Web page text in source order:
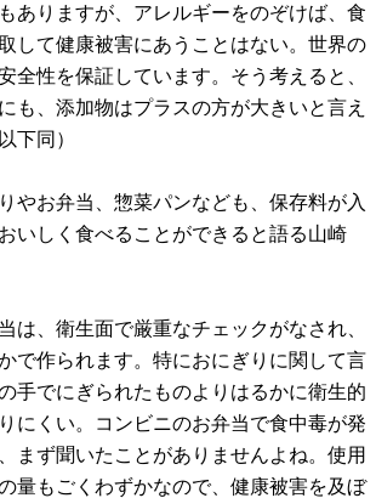
ありますが、アレルギーをのぞけば、食
して健康被害にあうことはない。世界の
全性を保証しています。そう考えると、
も、添加物はプラスの方が大きいと言え
下同）
やお弁当、惣菜パンなども、保存料が入
いしく食べることができると語る山崎
は、衛生面で厳重なチェックがなされ、
で作られます。特におにぎりに関して言
手でにぎられたものよりはるかに衛生的
にくい。コンビニのお弁当で食中毒が発
まず聞いたことがありませんよね。使用
量もごくわずかなので、健康被害を及ぼ